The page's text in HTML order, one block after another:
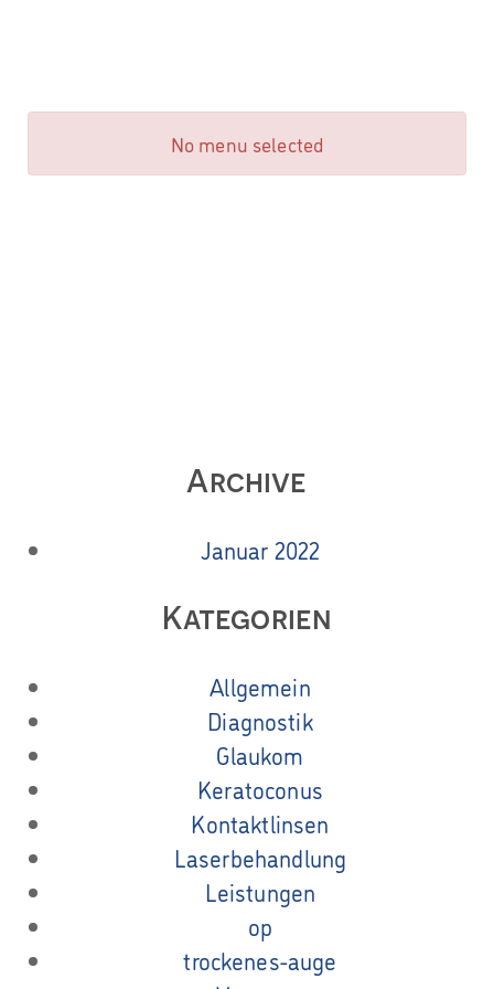
No menu selected
Archive
Januar 2022
Kategorien
Allgemein
Diagnostik
Glaukom
Keratoconus
Kontaktlinsen
Laserbehandlung
Leistungen
op
trockenes-auge